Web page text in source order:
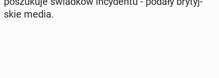
skie media.